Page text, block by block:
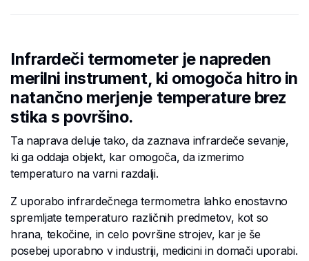
Infrardeči termometer je napreden
merilni instrument, ki omogoča hitro in
natančno merjenje temperature brez
stika s površino.
Ta naprava deluje tako, da zaznava infrardeče sevanje,
ki ga oddaja objekt, kar omogoča, da izmerimo
temperaturo na varni razdalji.
Z uporabo infrardečnega termometra lahko enostavno
spremljate temperaturo različnih predmetov, kot so
hrana, tekočine, in celo površine strojev, kar je še
posebej uporabno v industriji, medicini in domači uporabi.